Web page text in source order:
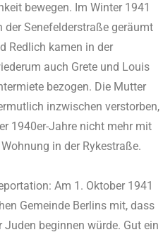
bewegen. Im Winter 1941
Senefelderstraße geräumt
Redlich kamen in der
auch Grete und Louis
bezogen. Die Mutter
inzwischen verstorben,
1940er-Jahre nicht mehr mit
in der Rykestraße.
Am 1. Oktober 1941
Gemeinde Berlins mit, dass
Juden beginnen würde. Gut ein